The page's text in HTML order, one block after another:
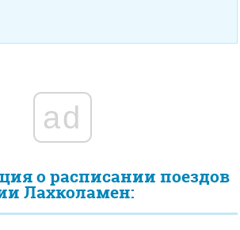
о расписании поездов
Лахколамен:
ad